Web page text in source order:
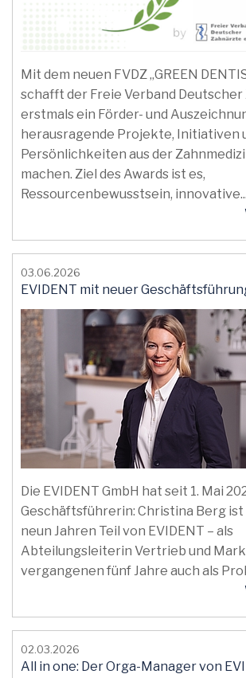
Mit dem neuen FVDZ „GREEN
schafft der Freie Verband
erstmals ein Förder- und
herausragende Projekte, Initiativen
Persönlichkeiten aus der
machen. Ziel des Awards ist es,
Ressourcenbewusstsein, innovative...
03.06.2026
EVIDENT mit neuer
Die EVIDENT GmbH hat seit 1. Mai
Geschäftsführerin: Christina Berg
neun Jahren Teil von EVIDENT – als
Abteilungsleiterin Vertrieb und
vergangenen fünf Jahre auch als
02.03.2026
All in one: Der Orga-Manager von